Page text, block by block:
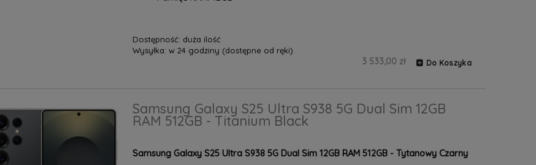
Dostępność: duża ilość
Wysyłka: w 24 godziny (dostępne od ręki)
3 533,00 zł Do Koszyka
Samsung Galaxy S25 Ultra S938 5G Dual Sim 12GB
RAM 512GB - Titanium Black
Samsung Galaxy S25 Ultra S938 5G Dual Sim 12GB RAM 512GB - Tytanowy Czarny